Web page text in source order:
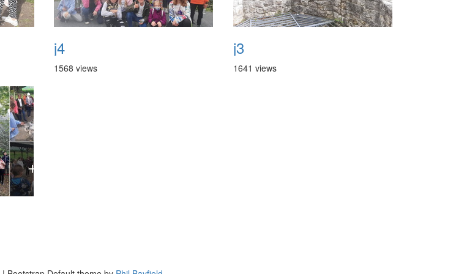
j4
1568 views
j3
1641 views